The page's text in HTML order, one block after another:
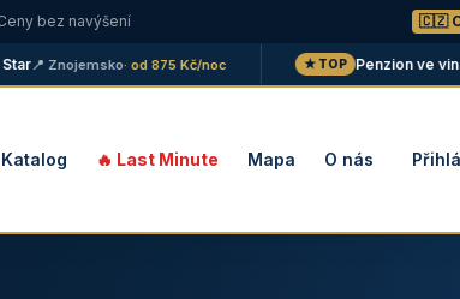
bez navýšení 🇨🇿
Znojemsko· od 875 Kč/noc ★ TOP Penzion ve
Katalog 🔥 Last Minute Mapa O nás